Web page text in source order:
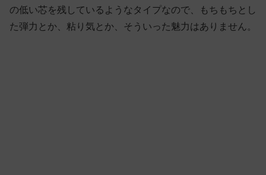
の低い芯を残しているようなタイプなので、もちもちとし
た弾力とか、粘り気とか、そういった魅力はありません。